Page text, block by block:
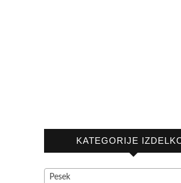
KATEGORIJE
Pesek